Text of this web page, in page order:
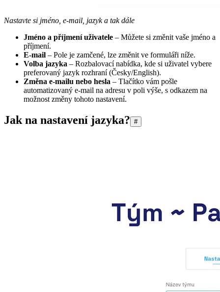
Nastavte si jméno, e-mail, jazyk a tak dále
Jméno a příjmení uživatele – Můžete si změnit vaše jméno a
příjmení.
E-mail – Pole je zamčené, lze změnit ve formuláři níže.
Volba jazyka – Rozbalovací nabídka, kde si uživatel vybere
preferovaný jazyk rozhraní (Česky/English).
Změna e-mailu nebo hesla – Tlačítko vám pošle
automatizovaný e-mail na adresu v poli výše, s odkazem na
možnost změny tohoto nastavení.
Jak na nastavení jazyka? #